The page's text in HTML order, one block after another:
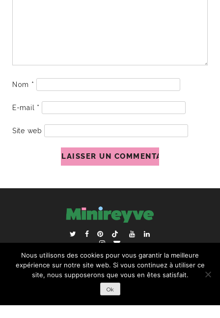
Nom *
E-mail *
Site web
ACCUEIL BLOGROLL
RECHERCHER :
Nous utilisons des cookies pour vous garantir la meilleure
expérience sur notre site web. Si vous continuez à utiliser ce
site, nous supposerons que vous en êtes satisfait.
Ok